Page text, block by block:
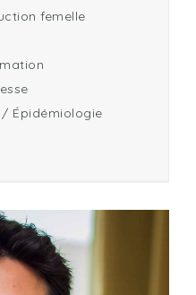
femelle
Épidémiologie